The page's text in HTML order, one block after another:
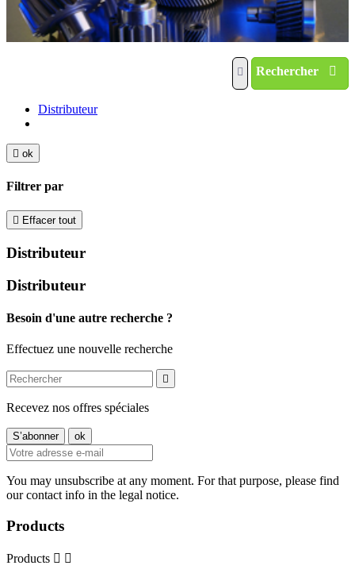
Rechercher
Distributeur
 ok
Filtrer par
 Effacer tout
Distributeur
Distributeur
Besoin d'une autre recherche ?
Effectuez une nouvelle recherche

Recevez nos offres spéciales
You may unsubscribe at any moment. For that purpose, please find
our contact info in the legal notice.
Products
Products  